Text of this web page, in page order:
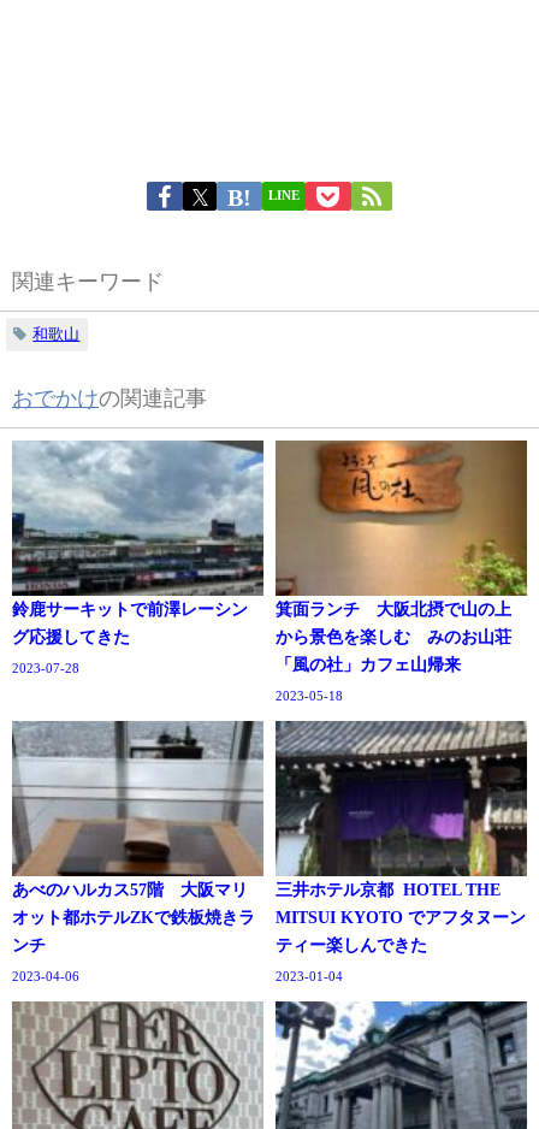
LINE
関連キーワード
和歌山
おでかけの関連記事
鈴鹿サーキットで前澤レーシン
グ応援してきた
2023-07-28
箕面ランチ 大阪北摂で山の上
から景色を楽しむ みのお山荘
「風の社」カフェ山帰来
2023-05-18
あべのハルカス57階 大阪マリ
オット都ホテルZKで鉄板焼きラ
ンチ
2023-04-06
三井ホテル京都 HOTEL THE
MITSUI KYOTO でアフタヌーン
ティー楽しんできた
2023-01-04